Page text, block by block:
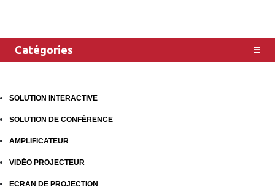
Catégories
SOLUTION INTERACTIVE
SOLUTION DE CONFÉRENCE
AMPLIFICATEUR
VIDÉO PROJECTEUR
ECRAN DE PROJECTION